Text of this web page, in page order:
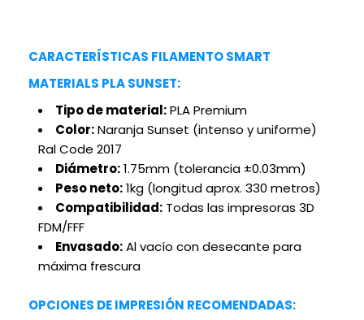
CARACTERÍSTICAS FILAMENTO SMART
MATERIALS PLA SUNSET:
Tipo de material:PLA Premium
Color:Naranja Sunset (intenso y uniforme)
Ral Code 2017
Diámetro:1.75mm (tolerancia ±0.03mm)
Peso neto:1kg (longitud aprox. 330 metros)
Compatibilidad: Todas las impresoras 3D
FDM/FFF
Envasado:Al vacío con desecante para
máxima frescura
OPCIONES DE IMPRESIÓN RECOMENDADAS: